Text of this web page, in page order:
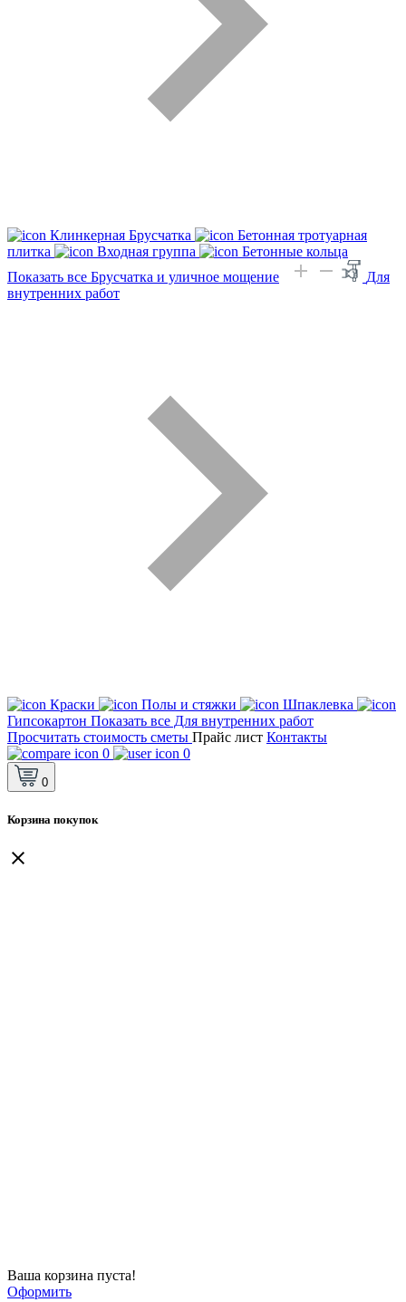
Клинкерная Брусчатка
Бетонная тротуарная
плитка
Входная группа
Бетонные кольца
Показать все Брусчатка и уличное мощение
Для
внутренних работ
Краски Полы и стяжки
Шпаклевка
Гипсокартон Показать все Для внутренних работ
Просчитать стоимость сметы Прайс лист Контакты
0
0
0
Корзина покупок
Ваша корзина пуста!
Оформить